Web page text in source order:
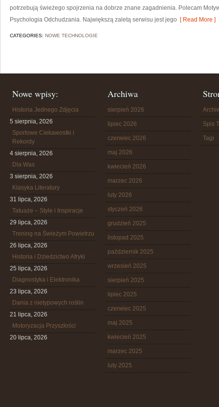
potrzebują świeżego spojrzenia na dobrze znane zagadnienia. Polecam
Psychologia Odchudzania. Największą zaletą serwisu jest jego [ Read More ]
CATEGORIES: NOWE TECHNOLOGIE
Nowe wpisy:
Historia Jednego Zdjęcia
5 sierpnia, 2026
Sportowe Ciekawostki i
Rekordy
4 sierpnia, 2026
Dla Was
3 sierpnia, 2026
Klasyka Literatury
31 lipca, 2026
Tatuaże – Style i Inspiracje
29 lipca, 2026
Trening na Świeżym Powietrzu
26 lipca, 2026
Historia i Dziedzictwo Afryki
25 lipca, 2026
Diagnostyka i Elektronika
23 lipca, 2026
Dania z nietypowych roślin
21 lipca, 2026
Motoryzacja Przyszłości
20 lipca, 2026
Archiwa
sierpień 2026
lipiec 2026
czerwiec 2026
maj 2026
kwiecień 2026
marzec 2026
luty 2026
styczeń 2026
grudzień 2025
listopad 2025
październik 2025
wrzesień 2025
sierpień 2025
lipiec 2025
czerwiec 2025
maj 2025
kwiecień 2025
marzec 2025
luty 2025
Spis
Tagi